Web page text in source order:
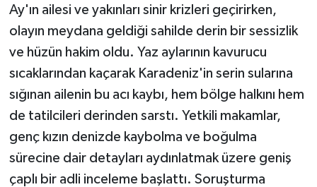
Ay'ın ailesi ve yakınları sinir krizleri geçirirken,
olayın meydana geldiği sahilde derin bir sessizlik
ve hüzün hakim oldu. Yaz aylarının kavurucu
sıcaklarından kaçarak Karadeniz'in serin sularına
sığınan ailenin bu acı kaybı, hem bölge halkını hem
de tatilcileri derinden sarstı. Yetkili makamlar,
genç kızın denizde kaybolma ve boğulma
sürecine dair detayları aydınlatmak üzere geniş
çaplı bir adli inceleme başlattı. Soruşturma